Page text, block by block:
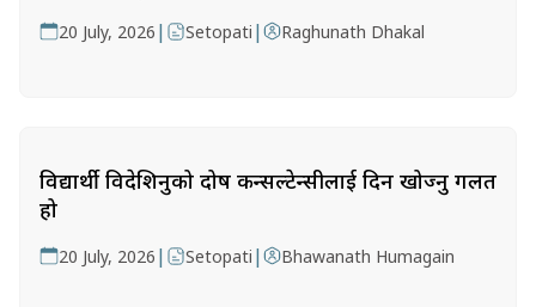
20 July, 2026 | Setopati | Raghunath Dhakal
विद्यार्थी विदेशिनुको दोष कन्सल्टेन्सीलाई दिन खोज्नु गलत
हो
20 July, 2026 | Setopati | Bhawanath Humagain